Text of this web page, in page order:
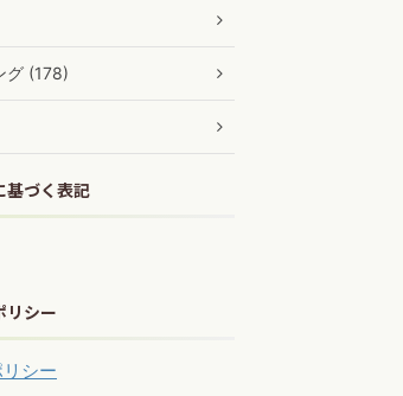
グ (178)
基づく表記
リシー
シー